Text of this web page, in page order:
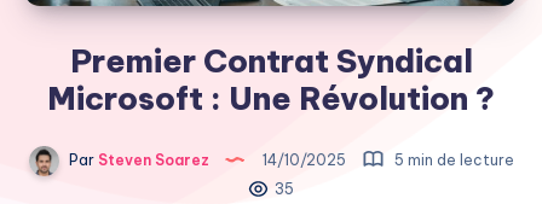
Premier Contrat Syndical
Microsoft : Une Révolution ?
ParSteven Soarez 14/10/2025
5 min de lecture
35